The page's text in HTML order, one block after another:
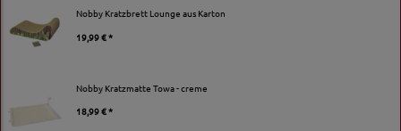
Nobby Kratzbrett Lounge aus Karton
19,99 € *
Nobby Kratzmatte Towa - creme
18,99 € *